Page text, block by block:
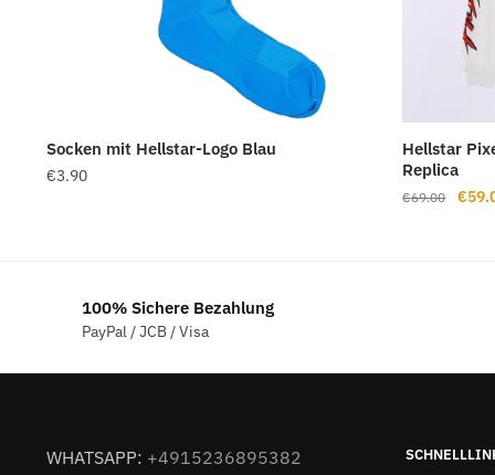
Socken mit Hellstar-Logo Blau
€3.90
Hellstar
Replica
€69.00 €
100% Sichere Bezahlung
PayPal / JCB / Visa
WHATSAPP: +4915236895382